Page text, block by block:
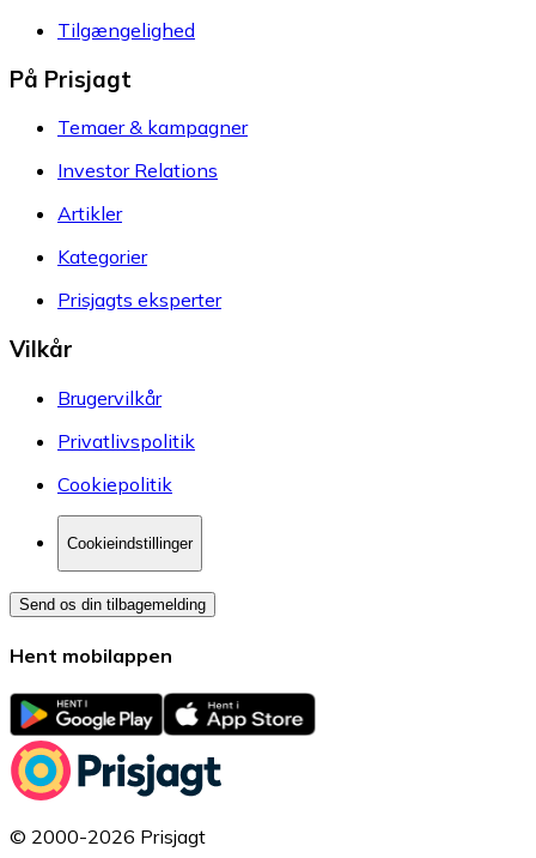
Tilgængelighed
På Prisjagt
Temaer & kampagner
Investor Relations
Artikler
Kategorier
Prisjagts eksperter
Vilkår
Brugervilkår
Privatlivspolitik
Cookiepolitik
Cookieindstillinger
Send os din tilbagemelding
Hent mobilappen
© 2000-2026 Prisjagt